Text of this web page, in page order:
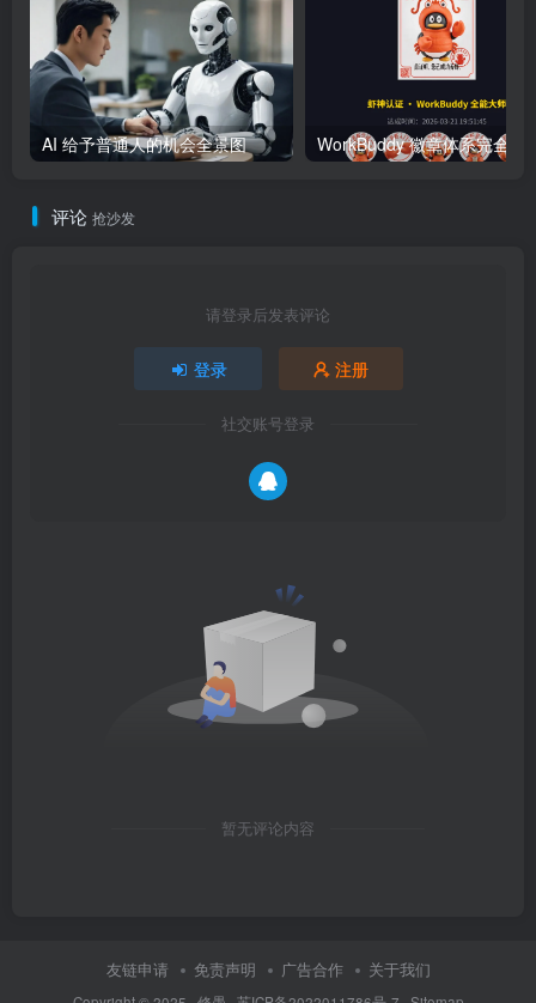
AI 给予普通人的机会全景图
评论 抢沙发
请登录后发表评论
登录 注册
社交账号登录
暂无评论内容
友链申请 免责声明 广告合作 关于我们